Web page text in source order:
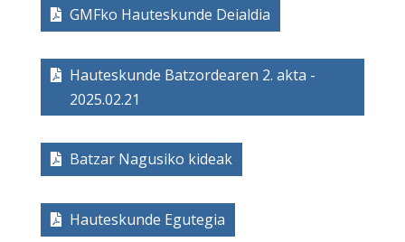
GMFko Hauteskunde Deialdia
Hauteskunde Batzordearen 2. akta -
2025.02.21
Batzar Nagusiko kideak
Hauteskunde Egutegia